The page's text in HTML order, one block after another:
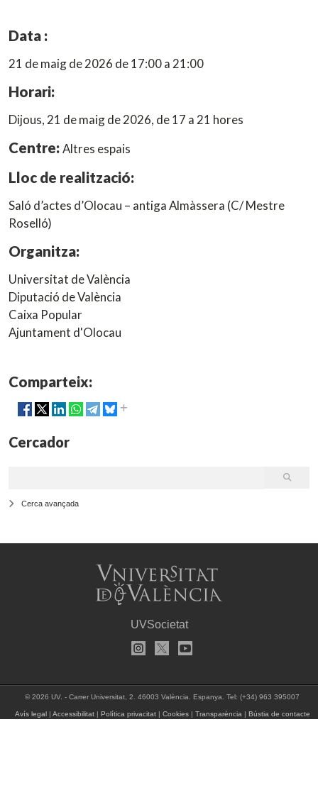
Data :
21 de maig de 2026 de 17:00 a 21:00
Horari:
Dijous, 21 de maig de 2026, de 17 a 21 hores
Centre:Altres espais
Lloc de realització:
Saló d’actes d’Olocau – antiga Almàssera (C/ Mestre
Roselló)
Organitza:
Universitat de València
Diputació de València
Caixa Popular
Ajuntament d'Olocau
Comparteix:
Cercador
Cerca avançada
UVSocietat
© 2026 UV. - Carrer Universitat, 2. 46003 València. Espanya. Tel: (+34) 963 395007
Avís legal| Accessibilitat| Política privacitat| Cookies| Transparència | Bústia de contacte